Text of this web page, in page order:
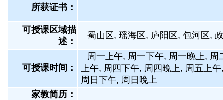
所获证书 ：
可授课区域描
述：
蜀山区, 瑶海区, 庐阳区, 包河区,
可授课时间：
周一上午, 周一下午, 周一晚上,
上午, 周四下午, 周四晚上, 周五上
周日下午, 周日晚上
家教简历：